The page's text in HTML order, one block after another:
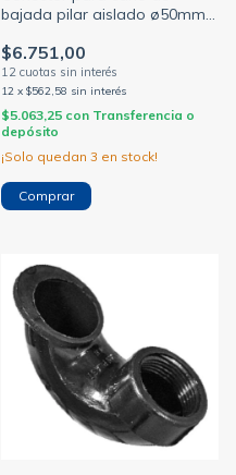
bajada pilar aislado ø50mm
$6.751,00
12 x $562,58 sin interés
$5.063,25 con Transferencia o
depósito
¡Solo quedan 3 en stock!